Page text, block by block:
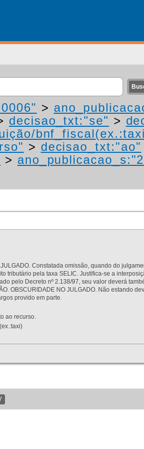
>
decisao_txt:"se" >
> decisao_txt:"ao"
>
Constatada omissão, quando do
tributário pela taxa SELIC. Justifica-se a
pelo Decreto nº 2.138/97, seu valor deverá
OBSCURIDADE NO JULGADO. Não estando
provido em parte.
ao recurso.